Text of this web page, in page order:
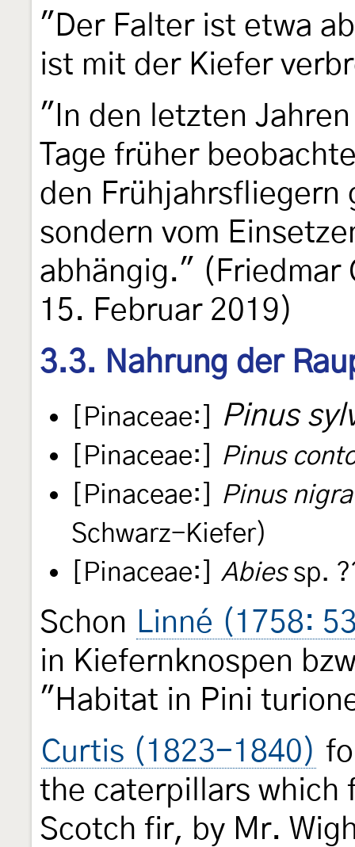
"Der Falter ist etwa
ist mit der Kiefer
"In den letzten
Tage früher
den Frühjahrsfliegern
sondern vom
abhängig." (Friedmar
15. Februar 2019)
3.3. Nahrung der
[Pinaceae:] Pinus
[Pinaceae:]
Pinus
[Pinaceae:]
Pinus nigra
Schwarz-Kiefer)
[Pinaceae:]
Abiessp.
Schon Linné (1758:
in Kiefernknospen
"Habitat in Pini
Curtis (1823-1840)
the caterpillars which
Scotch fir, by Mr.